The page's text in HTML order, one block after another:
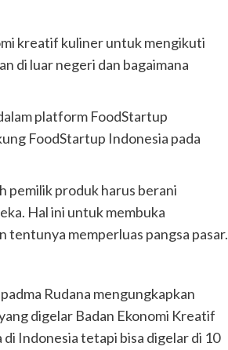
kreatif kuliner untuk mengikuti
di luar negeri dan bagaimana
platform FoodStartup
FoodStartup Indonesia pada
pemilik produk harus berani
Hal ini untuk membuka
tentunya memperluas pangsa pasar.
Rudana mengungkapkan
digelar Badan Ekonomi Kreatif
Indonesia tetapi bisa digelar di 10